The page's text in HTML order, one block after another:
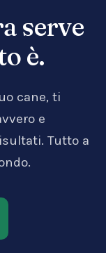
serve
è.
cane, ti
e
Tutto a